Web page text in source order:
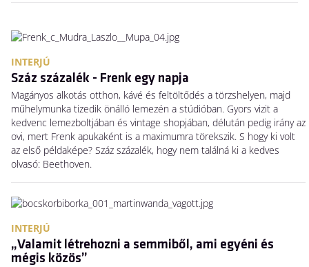
INTERJÚ
Száz százalék - Frenk egy napja
Magányos alkotás otthon, kávé és feltöltődés a törzshelyen, majd
műhelymunka tizedik önálló lemezén a stúdióban. Gyors vizit a
kedvenc lemezboltjában és vintage shopjában, délután pedig irány az
ovi, mert Frenk apukaként is a maximumra törekszik. S hogy ki volt
az első példaképe? Száz százalék, hogy nem találná ki a kedves
olvasó: Beethoven.
INTERJÚ
„Valamit létrehozni a semmiből, ami egyéni és
mégis közös”